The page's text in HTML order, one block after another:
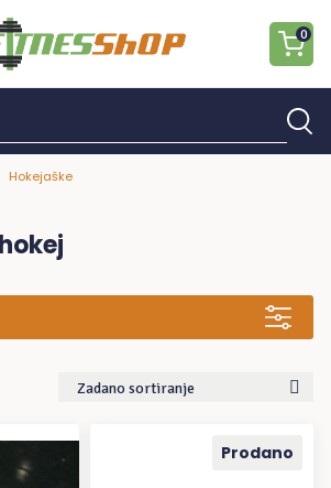
0
Hokejaške
Zadano sortiranje
Prodano